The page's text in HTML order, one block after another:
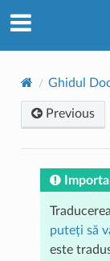
Ghidul
Previous
puteți să
este